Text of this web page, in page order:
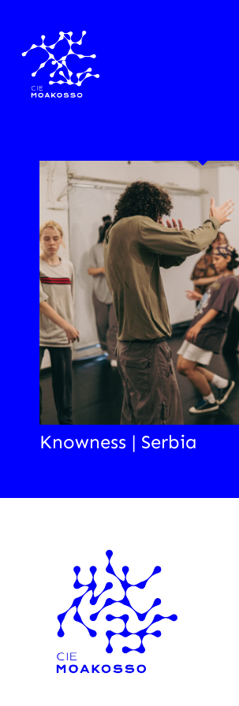
Knowness | Serbia